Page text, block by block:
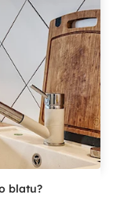
blatu?